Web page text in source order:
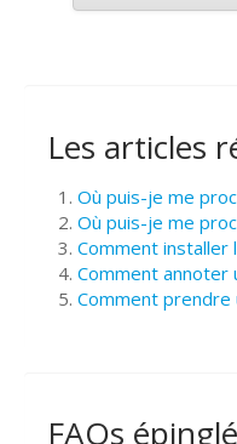
Les articles
Où puis-je me
Où puis-je me
Comment
Comment annoter
Comment prendre
FAQs